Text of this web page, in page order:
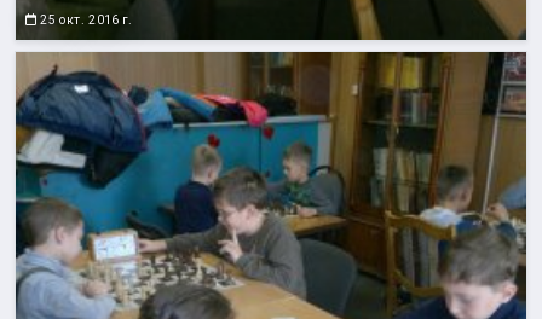
25 окт. 2016 г.